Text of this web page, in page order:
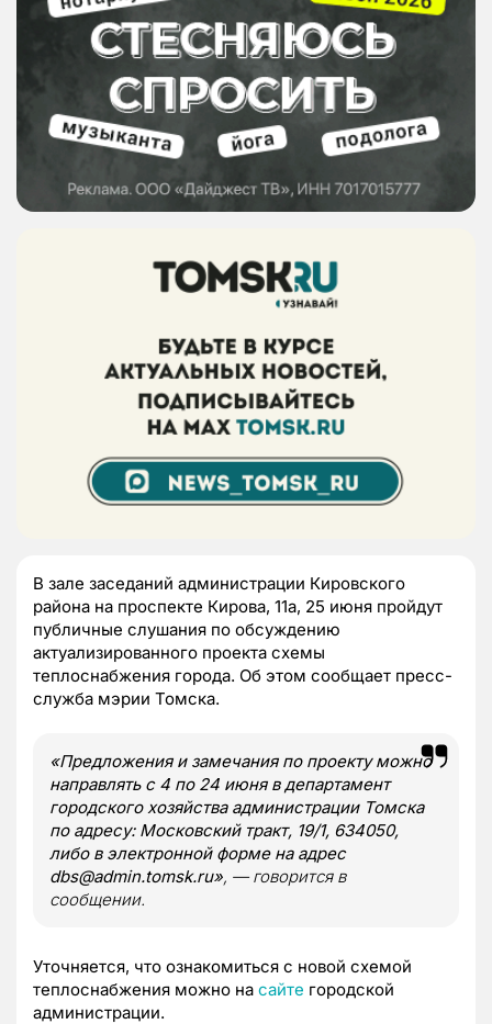
В зале заседаний администрации Кировского
района на проспекте Кирова, 11а, 25 июня пройдут
публичные слушания по обсуждению
актуализированного проекта схемы
теплоснабжения города. Об этом сообщает пресс-
служба мэрии Томска.
«Предложения и замечания по проекту можно
направлять с 4 по 24 июня в департамент
городского хозяйства администрации Томска
по адресу: Московский тракт, 19/1, 634050,
либо в электронной форме на адрес
dbs@admin.tomsk.ru», —говорится в
сообщении.
Уточняется, что ознакомиться с новой схемой
теплоснабжения можно на сайте городской
администрации.